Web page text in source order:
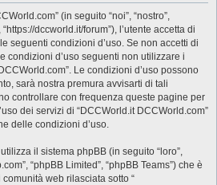
(in seguito “noi”, “nostro”,
dccworld.it/forum”), l’utente accetta di
seguenti condizioni d’uso. Se non accetti di
condizioni d’uso seguenti non utilizzare i
Le condizioni d’uso possono
sarà nostra premura avvisarti di tali
controllare con frequenza queste pagine per
dei servizi di “DCCWorld.it DCCWorld.com”
delle condizioni d’uso.
il sistema phpBB (in seguito “loro”,
“phpBB Limited”, “phpBB Teams”) che è
web rilasciata sotto “